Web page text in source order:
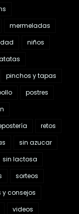
mermeladas
niños
pinchos y tapas
postres
retos
sin azucar
sin lactosa
sorteos
y consejos
videos